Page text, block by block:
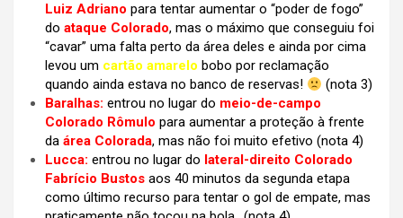
Luiz Adriano para tentar aumentar o “poder de fogo”
do ataque Colorado, mas o máximo que conseguiu foi
“cavar” uma falta perto da área deles e ainda por cima
levou um cartão amarelo bobo por reclamação
quando ainda estava no banco de reservas!
(nota 3)
Baralhas: entrou no lugar do meio-de-campo
Colorado Rômulo para aumentar a proteção à frente
da área Colorada, mas não foi muito efetivo (nota 4)
Lucca: entrou no lugar do lateral-direito Colorado
Fabrício Bustos aos 40 minutos da segunda etapa
como último recurso para tentar o gol de empate, mas